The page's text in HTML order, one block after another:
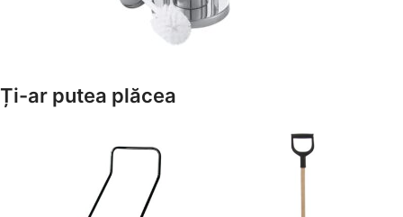
Suporți Hârtie Igenică
Ți-ar putea plăcea